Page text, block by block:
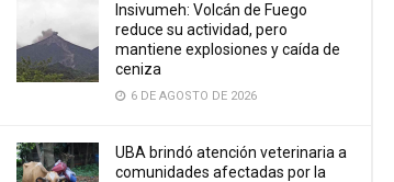
Insivumeh: Volcán de Fuego
reduce su actividad, pero
mantiene explosiones y caída de
ceniza
6 DE AGOSTO DE 2026
UBA brindó atención veterinaria a
comunidades afectadas por la